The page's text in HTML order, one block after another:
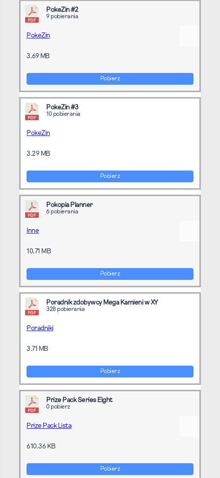
PokeZin #2
9 pobierania
PokeZin
3.69 MB
Pobierz
PokeZin #3
10 pobierania
PokeZin
3.29 MB
Pobierz
Pokopia Planner
6 pobierania
Inne
10.71 MB
Pobierz
Poradnik zdobywcy Mega Kamieni w XY
328 pobierania
Poradniki
3.71 MB
Pobierz
Prize Pack Series Eight
0 pobierz
Prize Pack Lista
610.36 KB
Pobierz